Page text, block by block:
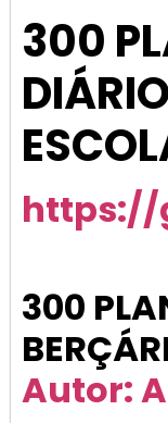
300
https://
300
Autor: